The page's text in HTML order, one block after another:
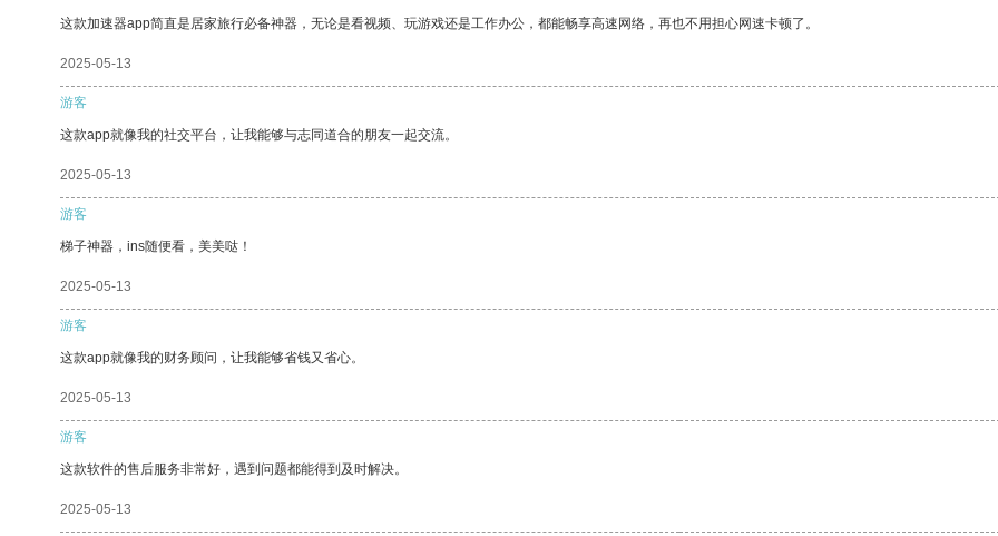
这款加速器app简直是居家旅行必备神器，无论是看视频、玩游戏还是工作办公，都能畅享高速网络，再也不用担心网速卡顿了。
2025-05-13
游客
这款app就像我的社交平台，让我能够与志同道合的朋友一起交流。
2025-05-13
游客
梯子神器，ins随便看，美美哒！
2025-05-13
游客
这款app就像我的财务顾问，让我能够省钱又省心。
2025-05-13
游客
这款软件的售后服务非常好，遇到问题都能得到及时解决。
2025-05-13